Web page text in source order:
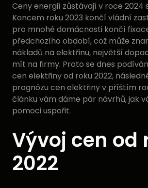
Ceny energií zůstávají v roce 2024
Koncem roku 2023 končí vládní
pro mnohé domácnosti končí
předchozího období, což může
nákladů na elektřinu, největší
mít na firmy. Proto se dnes
cen elektřiny od roku 2022,
prognózu cen elektřiny v příštím
článku vám dáme pár návrhů, jak
pomoci uspořit.
Vývoj cen od
2022